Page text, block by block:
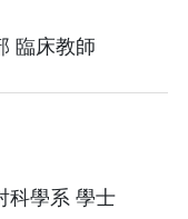
臨床教師
科學系 學士